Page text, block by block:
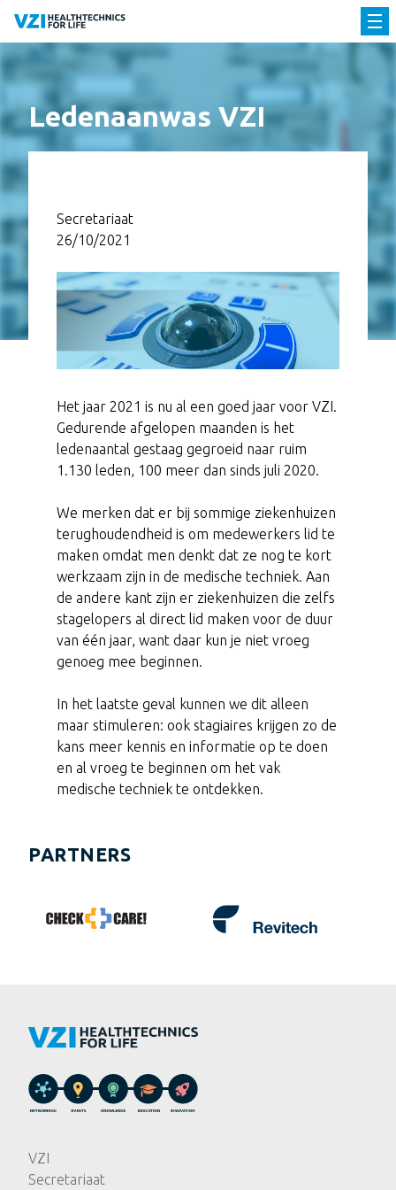
Ledenaanwas VZI
Secretariaat
26/10/2021
Het jaar 2021 is nu al een goed jaar voor VZI.
Gedurende afgelopen maanden is het
ledenaantal gestaag gegroeid naar ruim
1.130 leden, 100 meer dan sinds juli 2020.
We merken dat er bij sommige ziekenhuizen
terughoudendheid is om medewerkers lid te
maken omdat men denkt dat ze nog te kort
werkzaam zijn in de medische techniek. Aan
de andere kant zijn er ziekenhuizen die zelfs
stagelopers al direct lid maken voor de duur
van één jaar, want daar kun je niet vroeg
genoeg mee beginnen.
In het laatste geval kunnen we dit alleen
maar stimuleren: ook stagiaires krijgen zo de
kans meer kennis en informatie op te doen
en al vroeg te beginnen om het vak
medische techniek te ontdekken.
PARTNERS
VZI
Secretariaat